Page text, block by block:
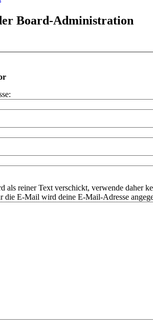
Board-Administration
als reiner Text verschickt, verwende daher
die E-Mail wird deine E-Mail-Adresse